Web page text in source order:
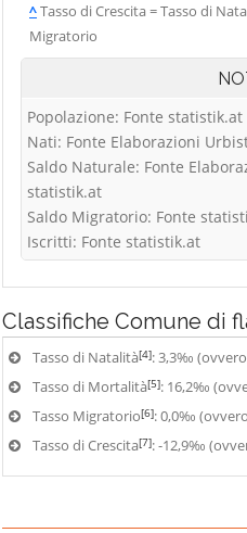
^Tasso di Crescita = Tasso di
Migratorio
Popolazione: Fonte statistik.at
Nati: Fonte Elaborazioni
Saldo Naturale: Fonte
statistik.at
Saldo Migratorio: Fonte
Iscritti: Fonte statistik.at
Classifiche Comune di
Tasso di Natalità[4]: 3,3‰ (ovvero
Tasso di Mortalità[5]: 16,2‰
Tasso Migratorio[6]: 0,0‰
Tasso di Crescita[7]: -12,9‰